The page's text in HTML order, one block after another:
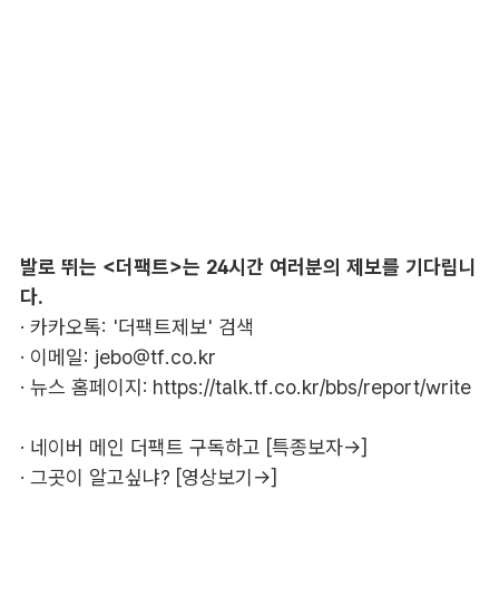
발로 뛰는 <더팩트>는 24시간 여러분의 제보를 기다립니
다.
· 카카오톡: '더팩트제보' 검색
· 이메일: jebo@tf.co.kr
· 뉴스 홈페이지: https://talk.tf.co.kr/bbs/report/write
· 네이버 메인 더팩트 구독하고 [특종보자→]
· 그곳이 알고싶냐? [영상보기→]